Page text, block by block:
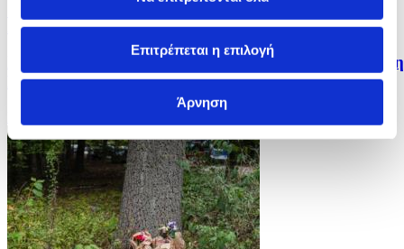
Επιτρέπεται η επιλογή
Άρνηση
26/07/2026 13:19
Στιγμιότυπα από τους Κοινοπολιτειακούς Αγώνες στη
Γλασκόβη